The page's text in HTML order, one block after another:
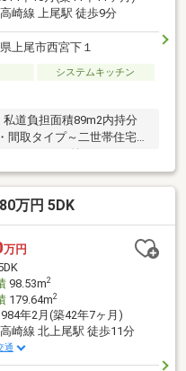
高崎線 上尾駅 徒歩9分
上尾市西宮下１
システムキッチン
道負担面積89m2内持分
取タイプ～二世帯住宅と
畳）部分は 壁を設ける
う ドアを 2つ、電気系統も
には別途費用を要す・南
面した角地 ※位置指定道
有・全居室収納有・都市
駅前店・・・約590m・藤村
万円 5DK
万円
98.53m2
179.64m2
年2月(築42年7ヶ月)
高崎線 北上尾駅 徒歩11分
通